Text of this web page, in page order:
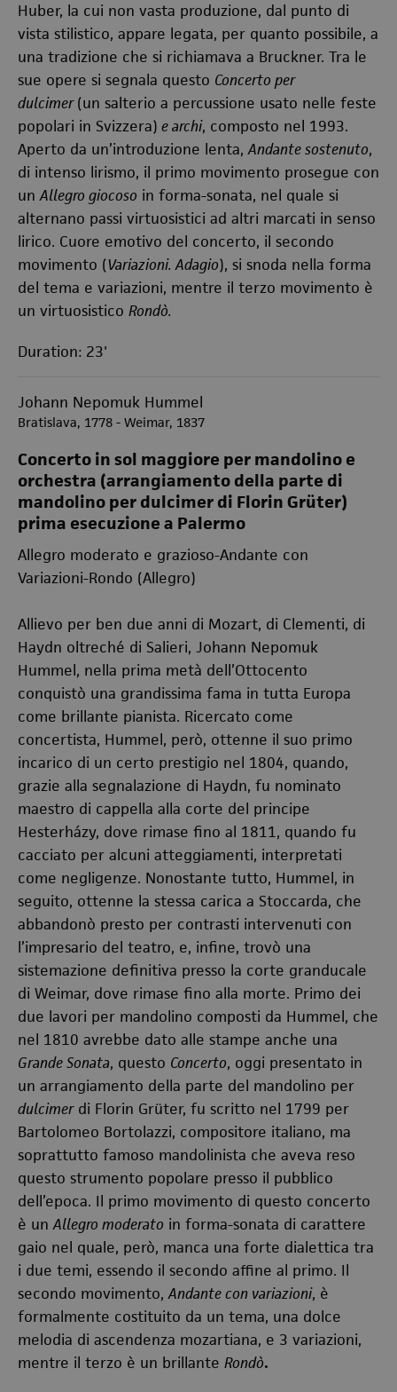
Huber, la cui non vasta produzione, dal punto di
vista stilistico, appare legata, per quanto possibile, a
una tradizione che si richiamava a Bruckner. Tra le
sue opere si segnala questo Concerto per
dulcimer(un salterio a percussione usato nelle feste
popolari in Svizzera) e archi, composto nel 1993.
Aperto da un’introduzione lenta,Andante sostenuto,
di intenso lirismo, il primo movimento prosegue con
unAllegro giocoso in forma-sonata, nel quale si
alternano passi virtuosistici ad altri marcati in senso
lirico. Cuore emotivo del concerto, il secondo
movimento (Variazioni. Adagio), si snoda nella forma
del tema e variazioni, mentre il terzo movimento è
un virtuosistico Rondò.
Duration: 23'
Johann Nepomuk Hummel
Bratislava, 1778 - Weimar, 1837
Concerto in sol maggiore per mandolino e
orchestra (arrangiamento della parte di
mandolino per dulcimer di Florin Grüter)
prima esecuzione a Palermo
Allegro moderato e grazioso-Andante con
Variazioni-Rondo (Allegro)
Allievo per ben due anni di Mozart, di Clementi, di
Haydn oltreché di Salieri, Johann Nepomuk
Hummel, nella prima metà dell’Ottocento
conquistò una grandissima fama in tutta Europa
come brillante pianista. Ricercato come
concertista, Hummel, però, ottenne il suo primo
incarico di un certo prestigio nel 1804, quando,
grazie alla segnalazione di Haydn, fu nominato
maestro di cappella alla corte del principe
Hesterházy, dove rimase fino al 1811, quando fu
cacciato per alcuni atteggiamenti, interpretati
come negligenze. Nonostante tutto, Hummel, in
seguito, ottenne la stessa carica a Stoccarda, che
abbandonò presto per contrasti intervenuti con
l’impresario del teatro, e, infine, trovò una
sistemazione definitiva presso la corte granducale
di Weimar, dove rimase fino alla morte. Primo dei
due lavori per mandolino composti da Hummel, che
nel 1810 avrebbe dato alle stampe anche una
Grande Sonata, questo Concerto, oggi presentato in
un arrangiamento della parte del mandolino per
dulcimerdi Florin Grüter, fu scritto nel 1799 per
Bartolomeo Bortolazzi, compositore italiano, ma
soprattutto famoso mandolinista che aveva reso
questo strumento popolare presso il pubblico
dell’epoca. Il primo movimento di questo concerto
è unAllegro moderato in forma-sonata di carattere
gaio nel quale, però, manca una forte dialettica tra
i due temi, essendo il secondo affine al primo. Il
secondo movimento,Andante con variazioni, è
formalmente costituito da un tema, una dolce
melodia di ascendenza mozartiana, e 3 variazioni,
mentre il terzo è un brillante Rondò.